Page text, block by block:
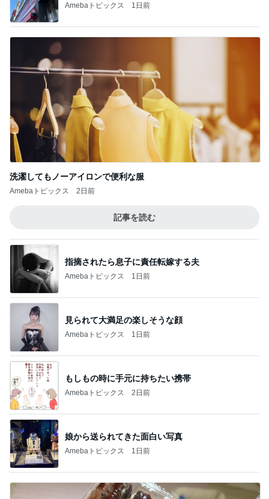
Amebaトピックス 1日前
洗濯してもノーアイロンで便利な服
Amebaトピックス 2日前
記事を読む
指摘されたら息子に責任転嫁する夫
Amebaトピックス 1日前
見られて大満足の楽しそうな顔
Amebaトピックス 1日前
もしもの時に手元に持ちたい携帯
Amebaトピックス 2日前
娘から送られてきた面白い写真
Amebaトピックス 1日前